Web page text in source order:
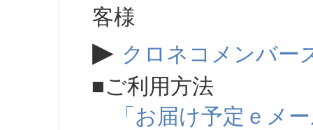
客様
▶ クロネコメンバー
■ご利用方法
「お届け予定ｅメ